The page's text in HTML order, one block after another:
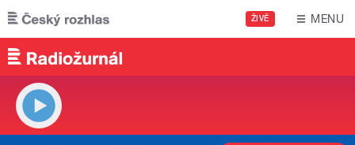
Přejít k hlavnímu obsahu
ŽIVĚ MENU